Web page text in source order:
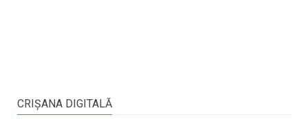
CRIŞANA DIGITALĂ